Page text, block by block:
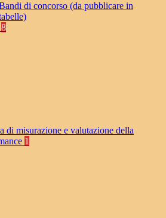
di concorso (da pubblicare in
8
di misurazione e valutazione della
1